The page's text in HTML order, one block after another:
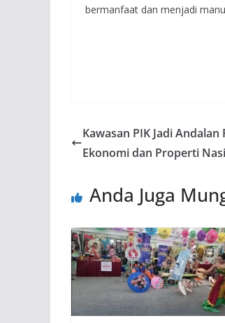
bermanfaat dan menjadi
Kawasan PIK Jadi
Ekonomi dan Properti
Anda Juga